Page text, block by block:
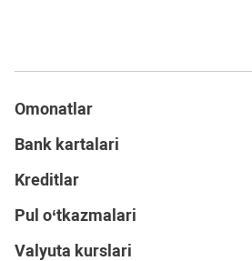
Omonatlar
Bank kartalari
Kreditlar
Pul o‘tkazmalari
Valyuta kurslari